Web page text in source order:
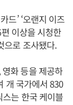
드’ ‘오랜지 이즈
이상을 시청한
으로 조사됐다.
화 등을 제공하
개 국가에서 830
는 한국 케이블